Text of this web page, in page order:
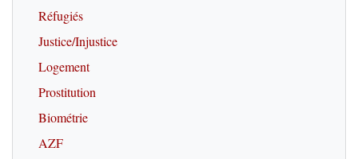
Réfugiés
Justice/Injustice
Logement
Prostitution
Biométrie
AZF